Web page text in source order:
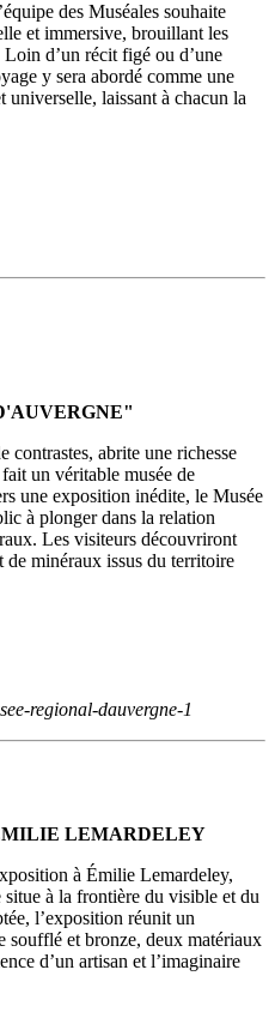
des Muséales souhaite
et immersive, brouillant les
d’un récit figé ou d’une
y sera abordé comme une
laissant à chacun la
contrastes, abrite une richesse
un véritable musée de
une exposition inédite, le Musée
à plonger dans la relation
Les visiteurs découvriront
de minéraux issus du territoire
regional-dauvergne-1
LEMARDELEY
à Émilie Lemardeley,
à la frontière du visible et du
l’exposition réunit un
soufflé et bronze, deux matériaux
d’un artisan et l’imaginaire